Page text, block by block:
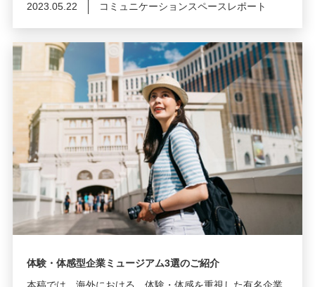
2023.05.22 コミュニケーションスペースレポート
体験・体感型企業ミュージアム3選のご紹介
本稿では、海外における、体験・体感を重視した有名企業